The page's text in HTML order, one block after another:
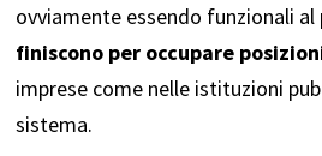
ovviamente essendo funzionali
finiscono per occupare
imprese come nelle istituzioni
sistema.